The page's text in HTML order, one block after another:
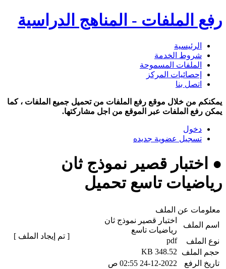
رفع الملفات - المناهج الدراسية
الرئيسية
شروط الخدمة
الملفات المسموحة
إحصائيات المركز
اتصل بنا
يمكنكم من خلال موقع رفع الملفات من تحميل جميع الملفات ، كما
يمكن رفع الملفات عبر الموقع من اجل مشاركتها.
دخول
تسجيل عضوية جديده
● اختبار قصير نموذج ثان
رياضيات تاسع تحميل
معلومات عن الملف
اسم الملف
اختبار قصير نموذج ثان
رياضيات تاسع
نوع الملف
pdf
حجم الملف
348.52 KB
تاريخ الرفع
24-12-2022 02:55 ص
[ تم إيجاد الملف ]